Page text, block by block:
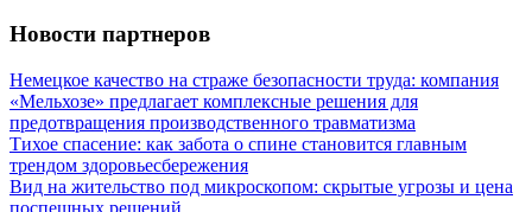
Новости партнеров
Немецкое качество на страже безопасности труда: компания
«Мельхозе» предлагает комплексные решения для
предотвращения производственного травматизма
Тихое спасение: как забота о спине становится главным
трендом здоровьесбережения
Вид на жительство под микроскопом: скрытые угрозы и цена
поспешных решений